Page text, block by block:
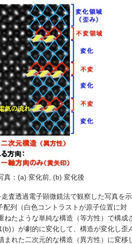
真：(a) 変化前, (b) 変化後
査透過電子顕微鏡法で観察した写真を示
列（白色コントラストが原子位置に対
たような単純な構造（等方性）で構成
）が劇的に変化して、構造が変化し歪
れた二次元的な構造（異方性）に変移